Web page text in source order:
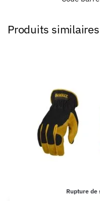
Produits similaires
Rupture de